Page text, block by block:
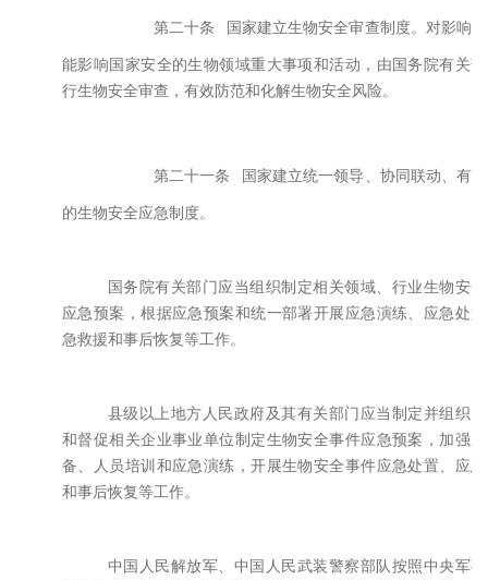
第二十条 国家建立生物安全审查制度。对影响
能影响国家安全的生物领域重大事项和活动，由国务院有关
行生物安全审查，有效防范和化解生物安全风险。
第二十一条 国家建立统一领导、协同联动、有
的生物安全应急制度。
国务院有关部门应当组织制定相关领域、行业生物安
应急预案，根据应急预案和统一部署开展应急演练、应急处
急救援和事后恢复等工作。
县级以上地方人民政府及其有关部门应当制定并组织
和督促相关企业事业单位制定生物安全事件应急预案，加强
备、人员培训和应急演练，开展生物安全事件应急处置、应
和事后恢复等工作。
中国人民解放军、中国人民武装警察部队按照中央军